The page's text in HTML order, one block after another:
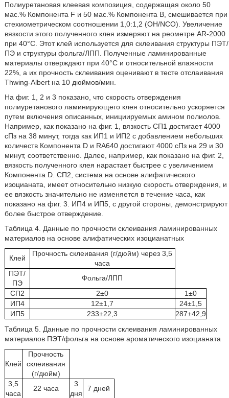
Полиуретановая клеевая композиция, содержащая около 50
мас.% Компонента F и 50 мас.% Компонента В, смешивается при
стехиометрическом соотношении 1,0:1,2 (OH/NCO). Увеличение
вязкости этого полученного клея измеряют на реометре AR-2000
при 40°C. Этот клей используется для склеивания структуры ПЭТ/
ПЭ и структуры фольга/ЛПП. Полученные ламинированные
материалы отверждают при 40°С и относительной влажности
22%, а их прочность склеивания оценивают в тесте отслаивания
Thwing-Albert на 10 дюймов/мин.
На фиг. 1, 2 и 3 показано, что скорость отверждения
полиуретанового ламинирующего клея относительно ускоряется
путем включения описанных, инициируемых амином полиолов.
Например, как показано на фиг. 1, вязкость СП1 достигает 4000
сПз на 38 минут, тогда как ИП1 и ИП2 с добавлением небольших
количеств Компонента D и RA640 достигают 4000 сПз на 29 и 30
минут, соответственно. Далее, например, как показано на фиг. 2,
вязкость полученного клея нарастает быстрее с увеличением
Компонента D. СП2, система на основе алифатического
изоцианата, имеет относительно низкую скорость отверждения, и
ее вязкость значительно не изменяется в течение часа, как
показано на фиг. 3. ИП4 и ИП5, с другой стороны, демонстрируют
более быстрое отверждение.
Таблица 4. Данные по прочности склеивания ламинированных
материалов на основе алифатических изоцианатных
Клей
Прочность склеивания (г/дюйм) через 3,5
часа
ПЭТ/
ПЭ
Фольга/ЛПП
СП2
2±0
1±0
ИП4
12±1,7
24±1,5
ИП5
233±22,3
287±42,9
Таблица 5. Данные по прочности склеивания ламинированных
материалов ПЭТ/фольга на основе ароматического изоцианата
Клей
Прочность
склеивания
(г/дюйм)
3,5
часа
22 часа
3
дня
7 дней